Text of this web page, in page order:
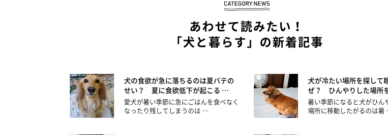
あわせて読みたい！
「犬と暮らす」の新着記事
犬の食欲が急に落ちるのは夏バテの
せい？ 夏に食欲低下が起こる …
愛犬が暑い季節に急にごはんを食べなく
なったり残してしまうのは …
犬が冷たい場所を探して
ぜ？ ひんやりした場所
暑い季節になると犬がひん
場所に移動したがるのは暑